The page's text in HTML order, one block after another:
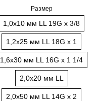
Размер
1,0x10 мм LL 19G x 3/8
1,2х25 мм LL 18G x 1
1,6х30 мм LL 16G x 1 1/4
2,0х20 мм LL
2,0х50 мм LL 14G x 2